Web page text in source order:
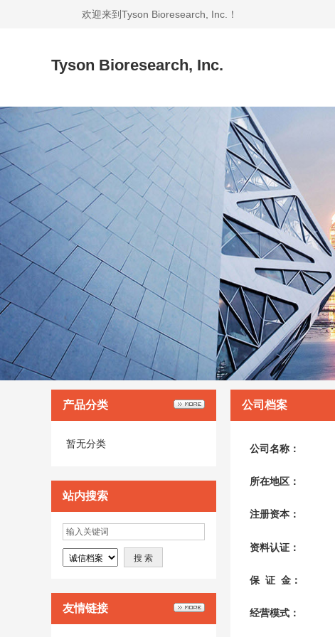
欢迎来到Tyson Bioresearch, Inc.！
Tyson Bioresearch, Inc.
产品分类
暂无分类
站内搜索
友情链接
公司档案
公司名称：
所在地区：
注册资本：
资料认证：
保 证 金：
经营模式：